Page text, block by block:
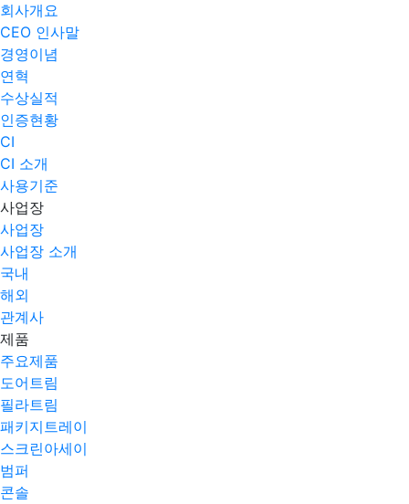
회사개요
CEO 인사말
경영이념
연혁
수상실적
인증현황
CI
CI 소개
사용기준
사업장
사업장
사업장 소개
국내
해외
관계사
제품
주요제품​
도어트림
필라트림
패키지트레이
스크린아세이
범퍼
콘솔